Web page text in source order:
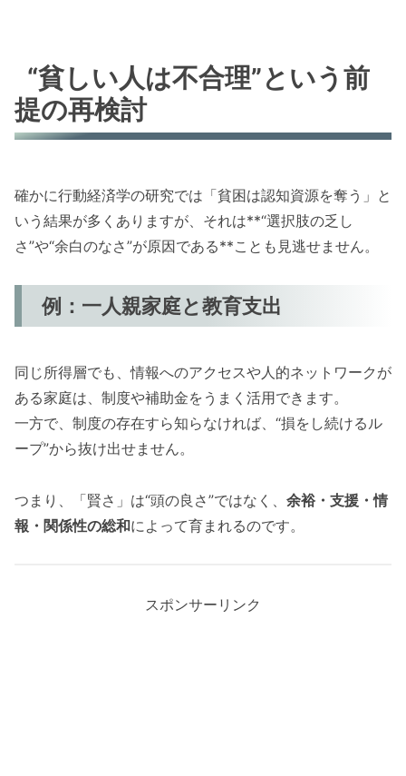
“貧しい人は不合理”という前
提の再検討
確かに行動経済学の研究では「貧困は認知資源を奪う」と
いう結果が多くありますが、それは**“選択肢の乏し
さ”や“余白のなさ”が原因である**ことも見逃せません。
例：一人親家庭と教育支出
同じ所得層でも、情報へのアクセスや人的ネットワークが
ある家庭は、制度や補助金をうまく活用できます。
一方で、制度の存在すら知らなければ、“損をし続けるル
ープ”から抜け出せません。
つまり、「賢さ」は“頭の良さ”ではなく、 余裕・支援・情
報・関係性の総和によって育まれるのです。
スポンサーリンク